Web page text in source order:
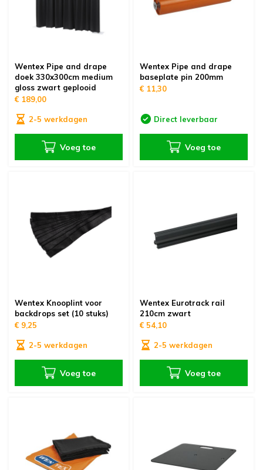
Wentex Pipe and drape
doek 330x300cm medium
gloss zwart geplooid
€ 189,00
2-5 werkdagen
Voeg toe
Wentex Pipe and drape
baseplate pin 200mm
€ 11,30
Direct leverbaar
Voeg toe
Wentex Knooplint voor
backdrops set (10 stuks)
€ 9,25
2-5 werkdagen
Voeg toe
Wentex Eurotrack rail
210cm zwart
€ 54,10
2-5 werkdagen
Voeg toe